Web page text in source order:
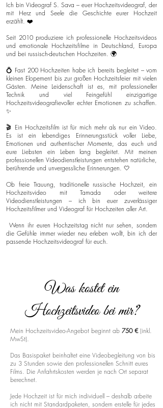
Ich bin Videograf S. Sava – euer Hochzeitsvideograf, der
mit Herz und Seele die Geschichte eurer Hochzeit
erzählt. ❤️
Seit 2010 produziere ich professionelle Hochzeitsvideos
und emotionale Hochzeitsfilme in Deutschland, Europa
und bei russisch-deutschen Hochzeiten. 🌍
💍 Fast 200 Hochzeiten habe ich bereits begleitet – vom
kleinen Elopement bis zur großen Hochzeitsfeier mit vielen
Gästen. Meine Leidenschaft ist es, mit professioneller
Technik und viel Feingefühl einzigartige
Hochzeitsvideografievoller echter Emotionen zu schaffen.
✨
🎬 Ein Hochzeitsfilm ist für mich mehr als nur ein Video.
Es ist ein lebendiges Erinnerungsstück voller Liebe,
Emotionen und authentischer Momente, das euch und
eure Liebsten ein Leben lang begleitet. Mit meinen
professionellen Videodienstleistungen entstehen natürliche,
berührende und unvergessliche Erinnerungen. 🤍
Ob freie Trauung, traditionelle russische Hochzeit, ein
Hochzeitsvideo mit Tamada oder weitere
Videodienstleistungen – ich bin euer zuverlässiger
Hochzeitsfilmer und Videograf für Hochzeiten aller Art.
Wenn ihr euren Hochzeitstag nicht nur sehen, sondern
die Gefühle immer wieder neu erleben wollt, bin ich der
passende Hochzeitsvideograf für euch.
Was kostet ein
Hochzeitsvideo bei mir?
Mein Hochzeitsvideo-Angebot beginnt ab 750 € (inkl.
MwSt).
Das Basispaket beinhaltet eine Videobegleitung von bis
zu 3 Stunden sowie den professionellen Schnitt eures
Films. Die Anfahrtskosten werden je nach Ort separat
berechnet.
Jede Hochzeit ist für mich individuell – deshalb arbeite
ich nicht mit Standardpaketen, sondern erstelle für jedes